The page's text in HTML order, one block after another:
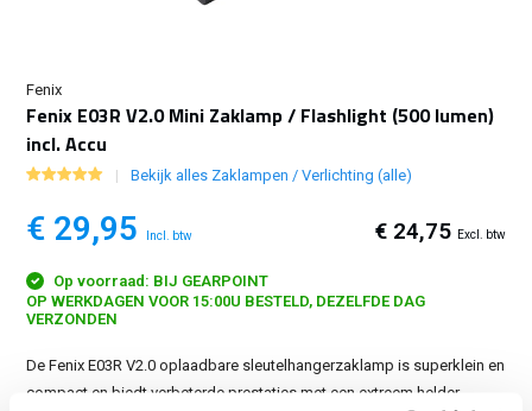
Fenix
Fenix E03R V2.0 Mini Zaklamp / Flashlight (500 lumen)
incl. Accu
Bekijk alles Zaklampen / Verlichting (alle)
€ 29,95 Incl. btw € 24,75 Excl. btw
Op voorraad: BIJ GEARPOINT
OP WERKDAGEN VOOR 15:00U BESTELD, DEZELFDE DAG
VERZONDEN
De Fenix ​​E03R V2.0 oplaadbare sleutelhangerzaklamp is superklein en
compact en biedt verbeterde prestaties met een extreem helder